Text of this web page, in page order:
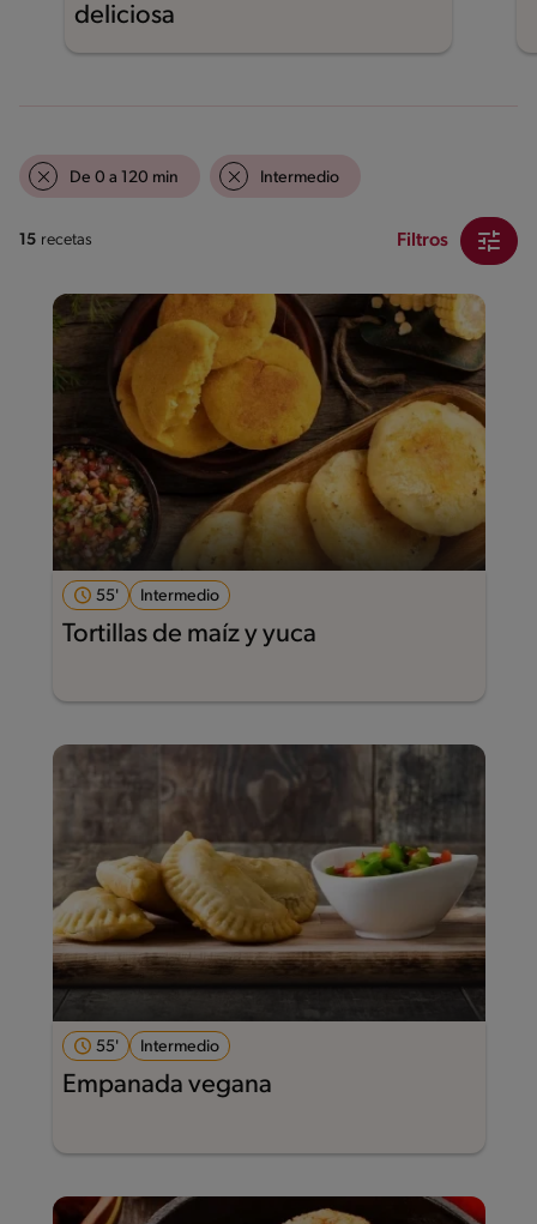
deliciosa
De 0 a 120 min Intermedio
15 recetas Filtros
55' Intermedio
Tortillas de maíz y yuca
55' Intermedio
Empanada vegana